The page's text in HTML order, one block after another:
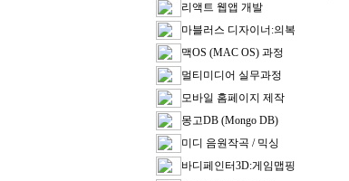
리액트 웹앱 개발
마블러스 디자이너:의복
맥OS (MAC OS) 과정
멀티미디어 실무과정
모바일 홈페이지 제작
몽고DB (Mongo DB)
미디 음원작곡 / 믹싱
바디페인터3D:게임맵핑